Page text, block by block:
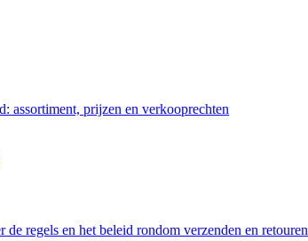
assortiment, prijzen en verkooprechten
de regels en het beleid rondom verzenden en retouren